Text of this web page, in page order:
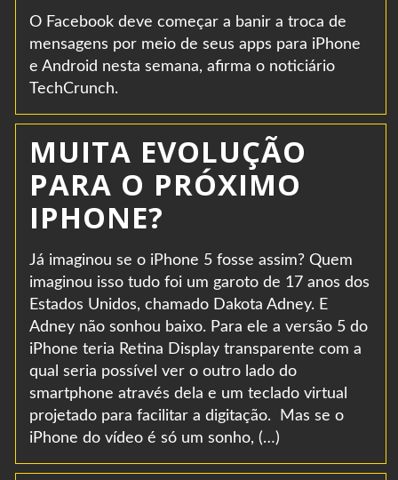
O Facebook deve começar a banir a troca de
mensagens por meio de seus apps para iPhone
e Android nesta semana, afirma o noticiário
TechCrunch.
MUITA EVOLUÇÃO
PARA O PRÓXIMO
IPHONE?
Já imaginou se o iPhone 5 fosse assim? Quem
imaginou isso tudo foi um garoto de 17 anos dos
Estados Unidos, chamado Dakota Adney. E
Adney não sonhou baixo. Para ele a versão 5 do
iPhone teria Retina Display transparente com a
qual seria possível ver o outro lado do
smartphone através dela e um teclado virtual
projetado para facilitar a digitação. Mas se o
iPhone do vídeo é só um sonho, (…)